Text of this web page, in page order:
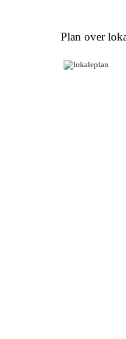
Plan over